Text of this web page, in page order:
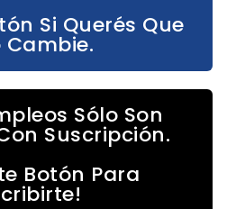
Si Querés Que
Cambie.
Sólo Son
Suscripción.
Botón Para